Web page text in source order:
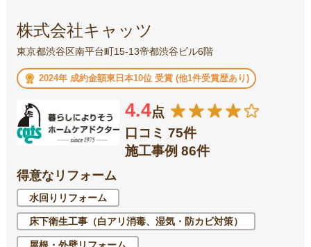
株式会社キャッツ
東京都渋谷区南平台町15-13帝都渋谷ビル6階
2024年 成約金額東日本10位 受賞 (他1件受賞歴あり)
4.4点
口コミ 75件
施工事例 86件
得意なリフォーム
水回りリフォーム
床下衛生工事（白アリ消毒、湿気・防カビ対策）